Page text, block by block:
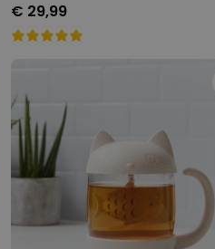
€ 29,99